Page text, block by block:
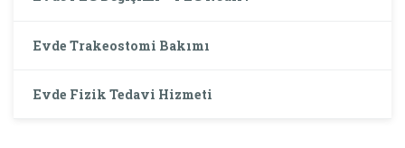
Evde Trakeostomi Bakımı
Evde Fizik Tedavi Hizmeti